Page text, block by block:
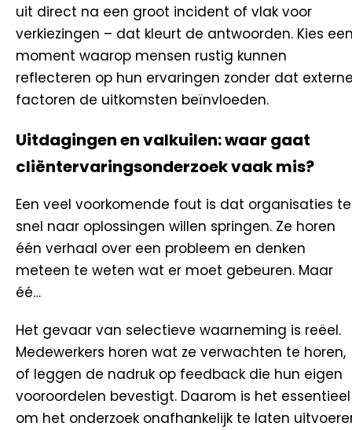
uit direct na een groot incident of vlak voor
verkiezingen – dat kleurt de antwoorden. Kies
moment waarop mensen rustig kunnen
reflecteren op hun ervaringen zonder dat
factoren de uitkomsten beïnvloeden.
Uitdagingen en valkuilen: waar gaat
cliëntervaringsonderzoek vaak mis?
Een veel voorkomende fout is dat organisaties te
snel naar oplossingen willen springen. Ze horen
één verhaal over een probleem en denken
meteen te weten wat er moet gebeuren. Maar
éé…
Het gevaar van selectieve waarneming is reëel.
Medewerkers horen wat ze verwachten te horen,
of leggen de nadruk op feedback die hun eigen
vooroordelen bevestigt. Daarom is het essentieel
om het onderzoek onafhankelijk te laten